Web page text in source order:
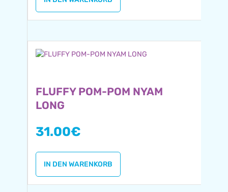
FLUFFY POM-POM NYAM
LONG
31.00€
IN DEN WARENKORB